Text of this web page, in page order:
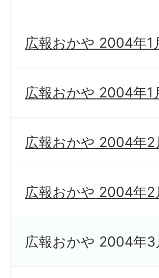
広報おかや 2004年1
広報おかや 2004年1
広報おかや 2004年2
広報おかや 2004年2
広報おかや 2004年3